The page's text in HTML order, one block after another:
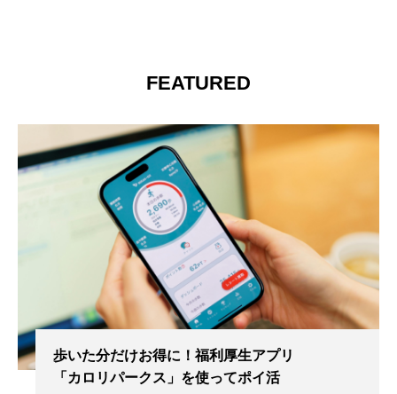
FEATURED
歩いた分だけお得に！福利厚生アプリ
「カロリパークス」を使ってポイ活